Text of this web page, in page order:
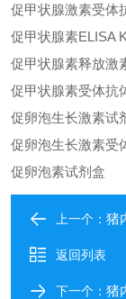
促甲状腺激素受体
促甲状腺素ELISA
促甲状腺素释放激
促甲状腺素受体抗
促卵泡生长激素试
促卵泡生长激素受
促卵泡素试剂盒
上一个： 猪
返回列表
下一个： 猪